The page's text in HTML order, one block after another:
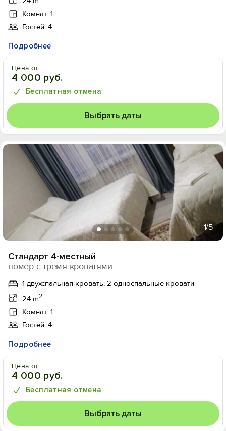
Комнат: 1
Гостей: 4
Подробнее
Цена от:
4 000 руб.
Бесплатная отмена
Выбрать даты
1/5
Стандарт 4-местный
номер с тремя кроватями
1 двухспальная кровать, 2 односпальные кровати
24 m2
Комнат: 1
Гостей: 4
Подробнее
Цена от:
4 000 руб.
Бесплатная отмена
Выбрать даты